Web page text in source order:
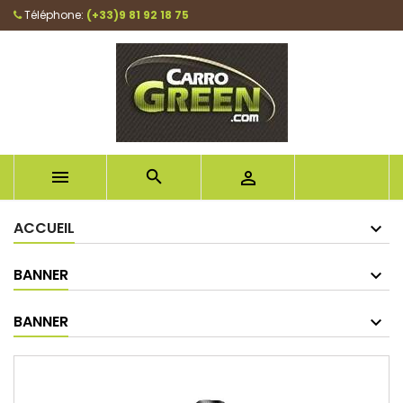
Téléphone: (+33)9 81 92 18 75
  
ACCUEIL
BANNER
BANNER